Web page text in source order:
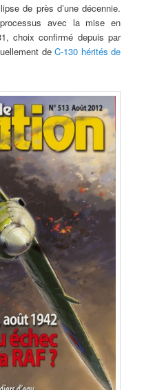
de près d’une décennie.
avec la mise en
choix confirmé depuis par
deC-130 hérités de